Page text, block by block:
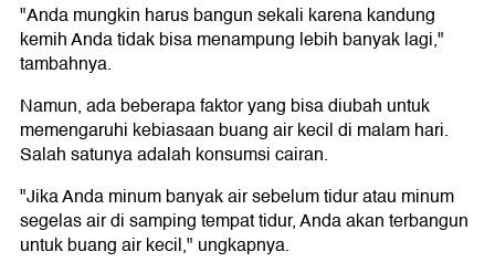
"Anda mungkin harus bangun sekali karena kandung
kemih Anda tidak bisa menampung lebih banyak lagi,"
tambahnya.
Namun, ada beberapa faktor yang bisa diubah untuk
memengaruhi kebiasaan buang air kecil di malam hari.
Salah satunya adalah konsumsi cairan.
"Jika Anda minum banyak air sebelum tidur atau minum
segelas air di samping tempat tidur, Anda akan terbangun
untuk buang air kecil," ungkapnya.